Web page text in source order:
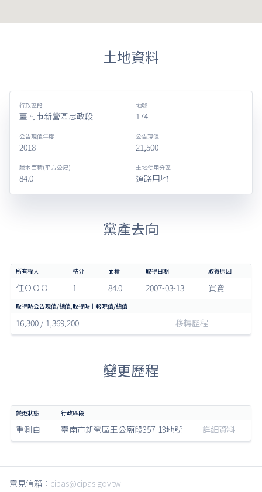
土地資料
行政區段
臺南市新營區忠政段
地號
174
公告現值年度
2018
公告現值
21,500
謄本面積(平方公尺)
84.0
土地使用分區
道路用地
黨產去向
任ＯＯＯ 1 84.0 2007-03-13 買賣
16,300 / 1,369,200 移轉歷程
變更歷程
重測自 臺南市新營區王公廟段357-13地號 詳細資料
意見信箱： cipas@cipas.gov.tw